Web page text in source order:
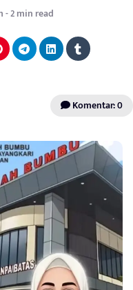
- 2 min read
Komentar: 0